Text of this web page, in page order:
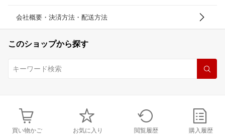
会社概要・決済方法・配送方法
このショップから探す
買い物かご お気に入り 閲覧履歴 購入履歴